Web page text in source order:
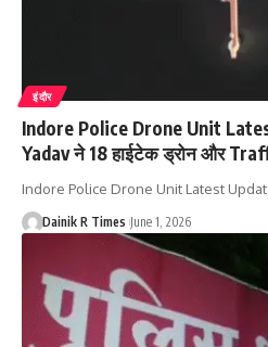
इंदौर
Indore Police Drone Unit
Yadav ने 18 हाईटेक ड्रोन और
Indore Police Drone Unit Latest
Dainik R Times June 1, 2026